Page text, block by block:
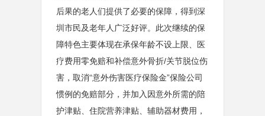
后果的老人们提供了必要的保障，得到深
圳市民及老年人广泛好评。此次继续的保
障特色主要体现在承保年龄不设上限、医
疗费用零免赔和补偿意外骨折/关节脱位伤
害，取消“意外伤害医疗保险金”保险公司
惯例的免赔部分，并加入因意外所需的陪
护津贴、住院营养津贴、辅助器材费用，